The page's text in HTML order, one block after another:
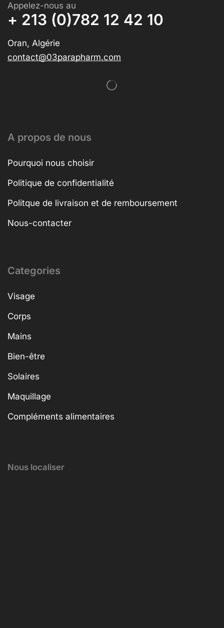
Appelez-nous au
+ 213 (0)782 12 42 10
Oran, Algérie
contact@03parapharm.com
A propos de nous
Pourquoi nous choisir
Politique de confidentialité
Politque de livraison et de remboursement
Nous-contacter
Categories
Visage
Corps
Mains
Bien-être
Solaires
Maquillage
Compléments alimentaires
Nous localiser